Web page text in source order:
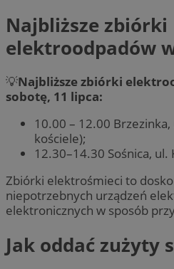
Najbliższe zbiórki
elektroodpadów
💡Najbliższe zbiórki
sobotę, 11 lipca:
10.00 – 12.00
kościele);
12.30–14.30 Sośnica,
Zbiórki elektrośmieci to
niepotrzebnych urządzeń
elektronicznych w sposób
Jak oddać zużyty